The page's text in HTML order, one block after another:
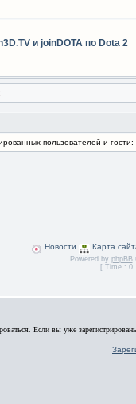
и joinDOTA по Dota 2
пользователей и гости:
Новости Карта
Powered by phpBB
[ Time :
Если вы уже